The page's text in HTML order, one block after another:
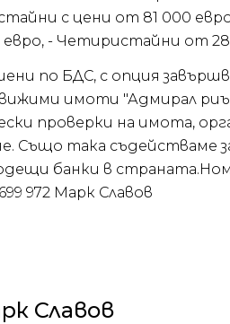
с цени от 81 000
- Четиристайни от
по БДС, с опция
имоти "Адмирал
проверки на имота,
Също така съдействаме
банки в
972 Марк Славов
Славов